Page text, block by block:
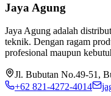
Jaya Agung
Jaya Agung adalah
teknik. Dengan ragam
profesional maupun
Jl. Bubutan No.49-51,
+62 821-4272-4014